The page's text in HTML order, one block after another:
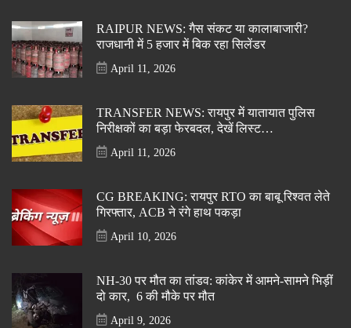
RAIPUR NEWS: गैस संकट या कालाबाजारी?
राजधानी में 5 हजार में बिक रहा सिलेंडर
April 11, 2026
TRANSFER NEWS: रायपुर में यातायात पुलिस
निरीक्षकों का बड़ा फेरबदल, देखें लिस्ट…
April 11, 2026
CG BREAKING: रायपुर RTO का बाबू रिश्वत लेते
गिरफ्तार, ACB ने रंगे हाथ पकड़ा
April 10, 2026
NH-30 पर मौत का तांडव: कांकेर में आमने-सामने भिड़ीं
दो कार, 6 की मौके पर मौत
April 9, 2026